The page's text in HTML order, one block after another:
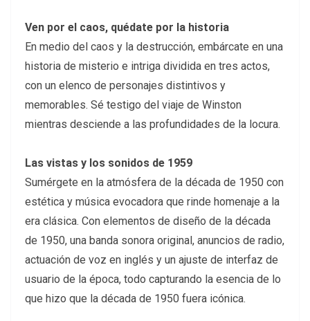
Ven por el caos, quédate por la historia
En medio del caos y la destrucción, embárcate en una
historia de misterio e intriga dividida en tres actos,
con un elenco de personajes distintivos y
memorables. Sé testigo del viaje de Winston
mientras desciende a las profundidades de la locura.
Las vistas y los sonidos de 1959
Sumérgete en la atmósfera de la década de 1950 con
estética y música evocadora que rinde homenaje a la
era clásica. Con elementos de diseño de la década
de 1950, una banda sonora original, anuncios de radio,
actuación de voz en inglés y un ajuste de interfaz de
usuario de la época, todo capturando la esencia de lo
que hizo que la década de 1950 fuera icónica.